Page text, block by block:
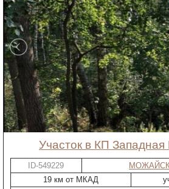
участок в КП
ID-549229
19 км от МКАД